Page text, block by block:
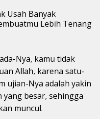
Nya, kamu tidak
Allah, karena satu-
ujian-Nya adalah yakin
yang besar, sehingga
muncul.